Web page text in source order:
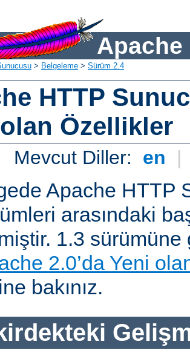
Apache
> Belgeleme > Sürüm 2.4
HTTP
Özellikler
Mevcut Diller: en |
Apache HTTP
arasındaki
1.3
2.0’da Yeni
bakınız.